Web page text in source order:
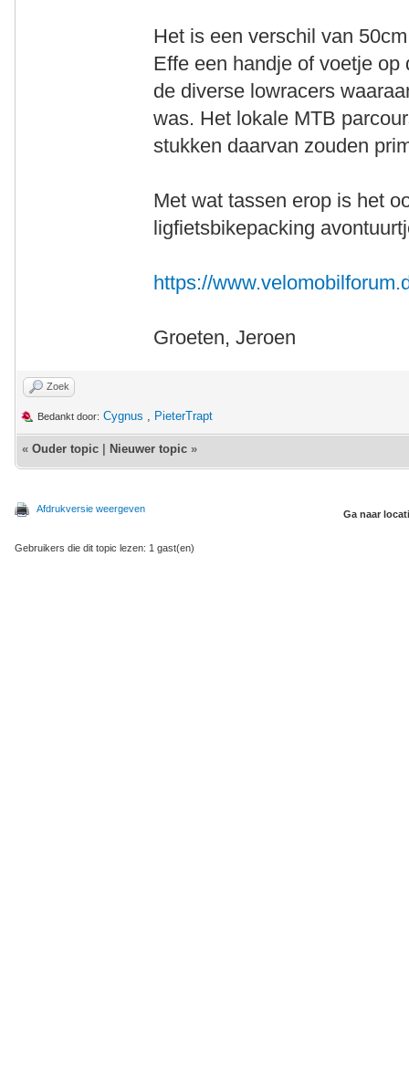
Het is een verschil van
Effe een handje of voetje
de diverse lowracers
was. Het lokale MTB
stukken daarvan zouden
Met wat tassen erop is het
ligfietsbikepacking
https://
Groeten, Jeroen
Zoek
Bedankt door: Cygnus , PieterTrapt
« Ouder topic Nieuwer topic »
Afdrukversie weergeven Ga naar
Gebruikers die dit topic lezen: 1 gast(en)